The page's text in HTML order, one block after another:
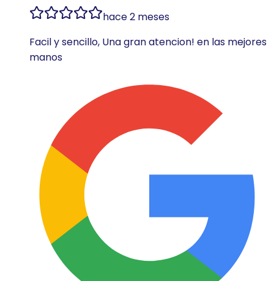
hace 2 meses
Facil y sencillo, Una gran atencion! en las mejores
manos